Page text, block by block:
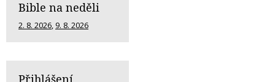
Bible na neděli
2. 8. 2026, 9. 8. 2026
Přihlášení